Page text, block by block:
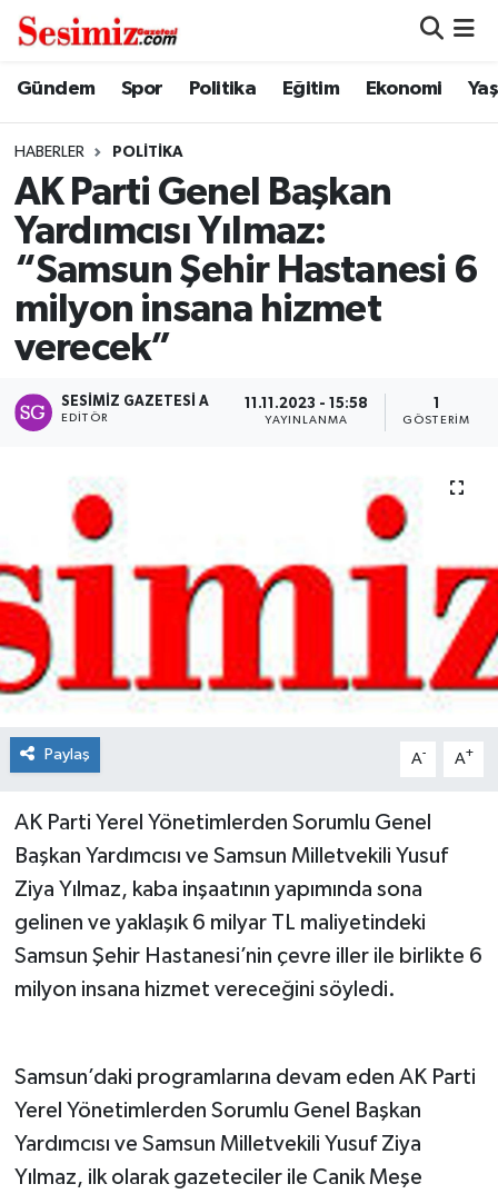
Gündem Spor Politika Eğitim Ekonomi
HABERLER POLITIKA
AK Parti Genel Başkan
Yardımcısı Yılmaz:
“Samsun Şehir Hastanesi 6
milyon insana hizmet
verecek”
SESIMIZ GAZETESI A
EDITÖR
11.11.2023 - 15:58
YAYINLANMA GÖSTERIM
Paylaş A- A+
AK Parti Yerel Yönetimlerden Sorumlu Genel
Başkan Yardımcısı ve Samsun Milletvekili Yusuf
Ziya Yılmaz, kaba inşaatının yapımında sona
gelinen ve yaklaşık 6 milyar TL maliyetindeki
Samsun Şehir Hastanesi’nin çevre iller ile birlikte 6
milyon insana hizmet vereceğini söyledi.
Samsun’daki programlarına devam eden AK Parti
Yerel Yönetimlerden Sorumlu Genel Başkan
Yardımcısı ve Samsun Milletvekili Yusuf Ziya
Yılmaz, ilk olarak gazeteciler ile Canik Meşe
Dünya
Ekonomi
Gündem
Politika
Sağlık
Spor
Nöbetçi Eczaneler
Hava Durumu
Namaz Vakitleri
Trafik Durumu
Süper Lig Puan Durumu ve Fikstür
Son Dakika Haberleri
Haber Arşivi